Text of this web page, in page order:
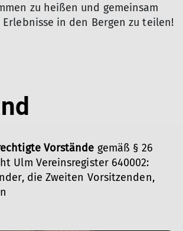
zu heißen und gemeinsam
Erlebnisse in den Bergen zu teilen!
Vorstände gemäß § 26
Ulm Vereinsregister 640002:
die Zweiten Vorsitzenden,